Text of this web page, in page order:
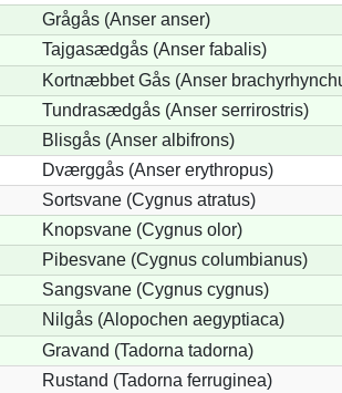
Grågås (Anser anser)
Tajgasædgås (Anser fabalis)
Kortnæbbet Gås (Anser
Tundrasædgås (Anser serrirostris)
Blisgås (Anser albifrons)
Dværggås (Anser erythropus)
Sortsvane (Cygnus atratus)
Knopsvane (Cygnus olor)
Pibesvane (Cygnus columbianus)
Sangsvane (Cygnus cygnus)
Nilgås (Alopochen aegyptiaca)
Gravand (Tadorna tadorna)
Rustand (Tadorna ferruginea)